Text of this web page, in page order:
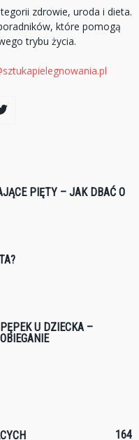
zdrowie, uroda i dieta.
które pomogą
trybu życia.
PIĘTY – JAK DBAĆ O
U DZIECKA –
164